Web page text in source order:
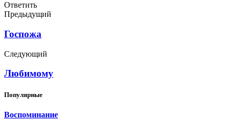
Ответить
Предыдущий
Госпожа
Следующий
Любимому
Популярные
Воспоминание